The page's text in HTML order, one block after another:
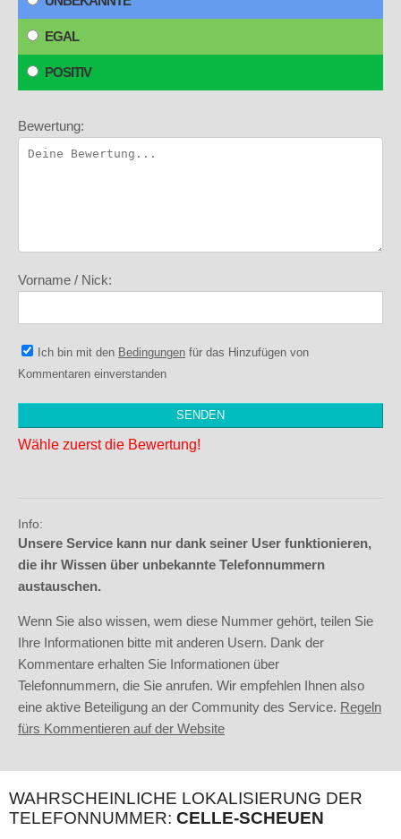
EGAL
POSITIV
Bewertung:
Vorname / Nick:
Ich bin mit den Bedingungen für das Hinzufügen von
Kommentaren einverstanden
Wähle zuerst die Bewertung!
Info:
Unsere Service kann nur dank seiner User funktionieren,
die ihr Wissen über unbekannte Telefonnummern
austauschen.
Wenn Sie also wissen, wem diese Nummer gehört, teilen Sie
Ihre Informationen bitte mit anderen Usern. Dank der
Kommentare erhalten Sie Informationen über
Telefonnummern, die Sie anrufen. Wir empfehlen Ihnen also
eine aktive Beteiligung an der Community des Service. Regeln
fürs Kommentieren auf der Website
WAHRSCHEINLICHE LOKALISIERUNG DER
TELEFONNUMMER: CELLE-SCHEUEN